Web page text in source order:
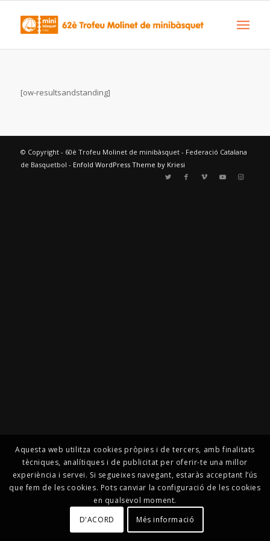
[ow-resultsandstanding]
© Copyright - 60è Trofeu Molinet de minibàsquet - Federació Catalana
de Basquetbol - Enfold WordPress Theme by Kriesi
Aquesta web utilitza cookies pròpies i de tercers, amb finalitats
tècniques, analítiques i de publicitat per oferir-te una millor
experiència i servei. Si segueixes navegant, estaràs acceptant l’ús
que fem de les cookies. Pots canviar la configuració de les cookies
en qualsevol moment.
D'ACORD
Més informació